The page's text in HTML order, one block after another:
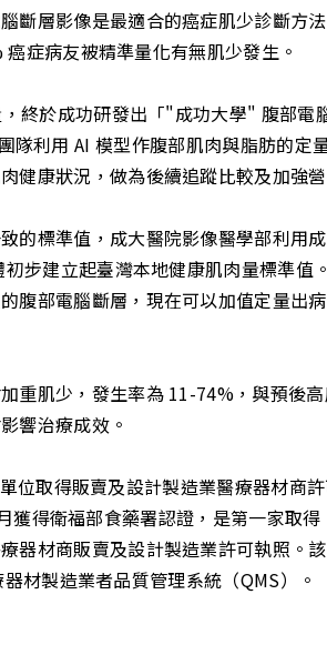
斷層影像是最適合的癌症肌少診斷方
症病友被精準量化有無肌少發生。
終於成功研發出「"成功大學" 腹部
利用 AI 模型作腹部肌肉與脂肪的定
健康狀況，做為後續追蹤比較及加強
的標準值，成大醫院影像醫學部利用
步建立起臺灣本地健康肌肉量標準值
腹部電腦斷層，現在可以加值定量出
重肌少，發生率為 11-74%，與預後
響治療成效。
位取得販賣及設計製造業醫療器材商
得衛福部食藥署認證，是第一家取
材商販賣及設計製造業許可執照。
材製造業者品質管理系統（QMS）。